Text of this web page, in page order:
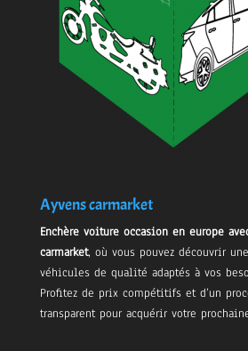
Ayvens carmarket
Enchère voiture occasion en europe
carmarket, où vous pouvez découvrir
véhicules de qualité adaptés à vos
Profitez de prix compétitifs et d’un
transparent pour acquérir votre